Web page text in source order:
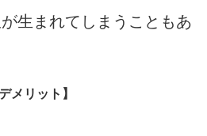
生まれてしまうこともあ
メリット】